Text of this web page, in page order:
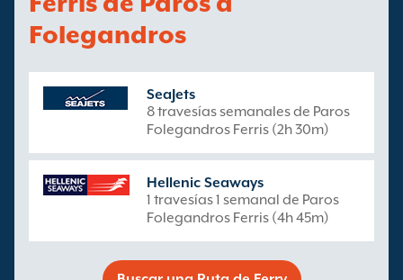
Folegandros
SeaJets
8 travesías semanales de Paros
Folegandros Ferris (2h 30m)
Hellenic Seaways
1 travesías 1 semanal de Paros
Folegandros Ferris (4h 45m)